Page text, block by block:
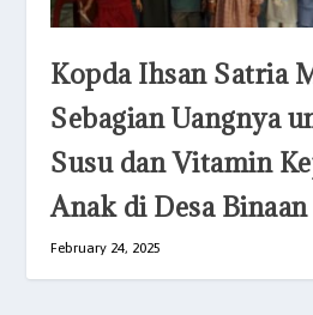
Kopda Ihsan Satria
Sebagian Uangnya
Susu dan Vitamin
Anak di Desa Binaan
February 24, 2025